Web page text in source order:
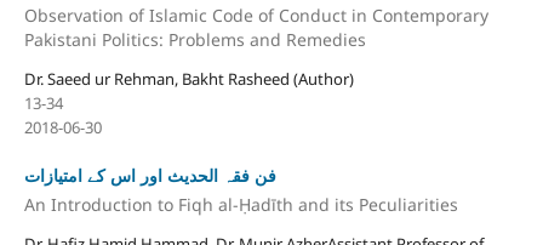
Observation of Islamic Code of Conduct in Contemporary
Pakistani Politics: Problems and Remedies
Dr. Saeed ur Rehman, Bakht Rasheed (Author)
13-34
2018-06-30
فن فقہ الحدیث اور اس کے امتیازات
An Introduction to Fiqh al-Ḥadīth and its Peculiarities